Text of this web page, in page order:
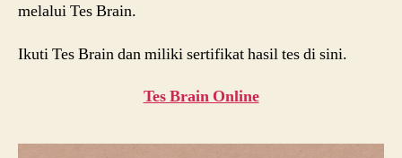
melalui Tes Brain.
Ikuti Tes Brain dan miliki sertifikat hasil tes di sini.
Tes Brain Online